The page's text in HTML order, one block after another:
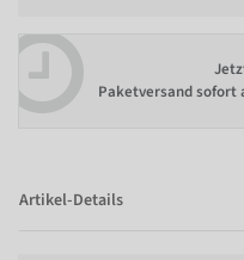
Paketversand sofort
Artikel-Details